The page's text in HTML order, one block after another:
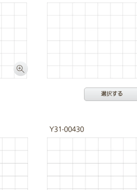
選択する
Y31-00430